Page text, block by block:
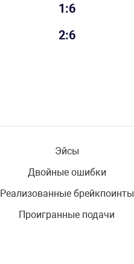
1:6
2:6
Эйсы
Двойные ошибки
Реализованные брейкпоинты
Проигранные подачи